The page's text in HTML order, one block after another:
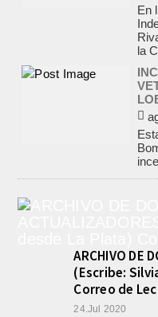
En
la
Un
ARCHIVO DE
(Escribe:
Correo de
24.Jul 2020